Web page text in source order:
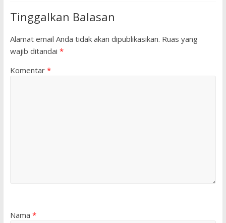
Tinggalkan Balasan
Alamat email Anda tidak akan dipublikasikan. Ruas yang
wajib ditandai *
Komentar *
Nama *